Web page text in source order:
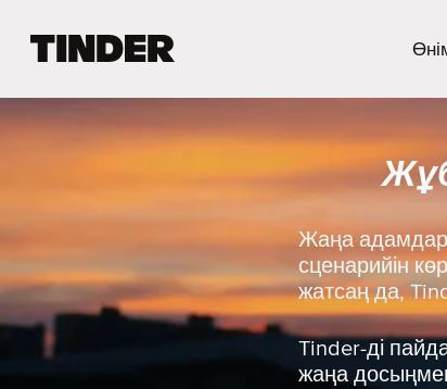
e
Жаңа
сценарийін
жатсаң да,
Tinder-ді
жаңа